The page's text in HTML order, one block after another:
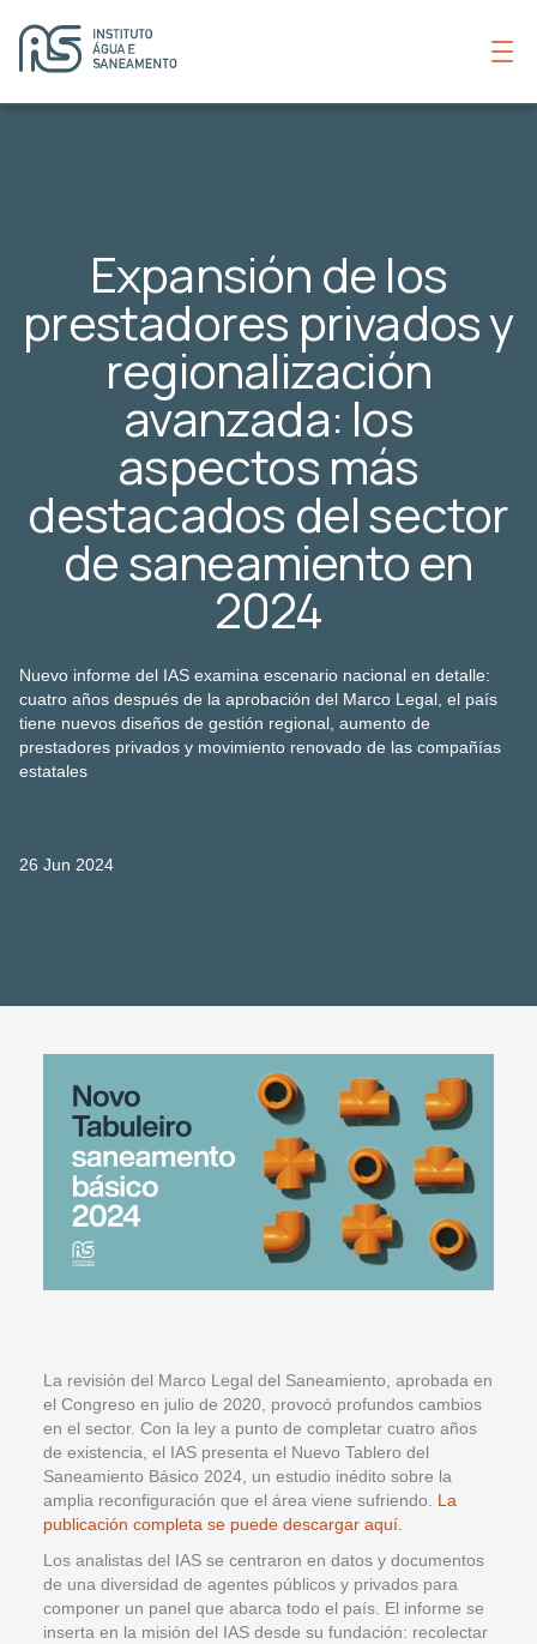
Expansión de los
prestadores privados y
regionalización
avanzada: los
aspectos más
destacados del sector
de saneamiento en
2024
Nuevo informe del IAS examina escenario nacional en detalle:
cuatro años después de la aprobación del Marco Legal, el país
tiene nuevos diseños de gestión regional, aumento de
prestadores privados y movimiento renovado de las compañías
estatales
26 Jun 2024
La revisión del Marco Legal del Saneamiento, aprobada en
el Congreso en julio de 2020, provocó profundos cambios
en el sector. Con la ley a punto de completar cuatro años
de existencia, el IAS presenta el Nuevo Tablero del
Saneamiento Básico 2024, un estudio inédito sobre la
amplia reconfiguración que el área viene sufriendo. La
publicación completa se puede descargar aquí.
Los analistas del IAS se centraron en datos y documentos
de una diversidad de agentes públicos y privados para
componer un panel que abarca todo el país. El informe se
inserta en la misión del IAS desde su fundación: recolectar